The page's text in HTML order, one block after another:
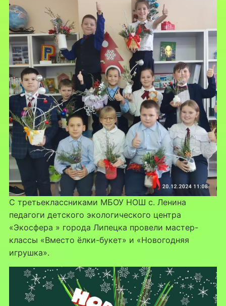
С третьеклассниками МБОУ НОШ с. Ленина
педагоги детского экологического центра
«Экосфера » города Липецка провели мастер-
классы «Вместо ёлки-букет» и «Новогодняя
игрушка».